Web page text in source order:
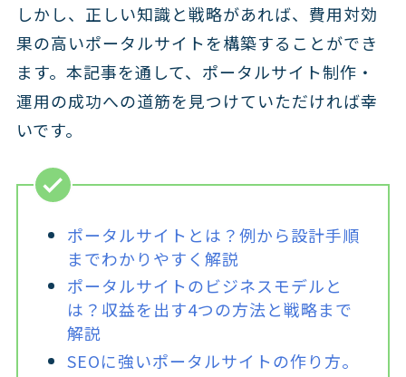
しかし、正しい知識と戦略があれば、費用対効
果の高いポータルサイトを構築することができ
ます。本記事を通して、ポータルサイト制作・
運用の成功への道筋を見つけていただければ幸
いです。
​​ポータルサイトとは？例から設計手順
までわかりやすく解説
ポータルサイトのビジネスモデルと
は？収益を出す4つの方法と戦略まで
解説
SEOに強いポータルサイトの作り方。